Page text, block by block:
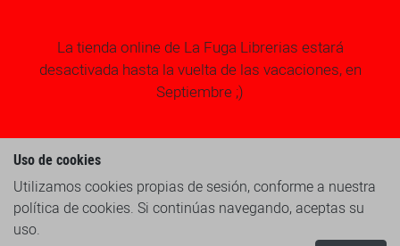
La tienda online de La Fuga Librerias estará
desactivada hasta la vuelta de las vacaciones, en
Septiembre ;)
Uso de cookies
Utilizamos cookies propias de sesión, conforme a nuestra
política de cookies. Si continúas navegando, aceptas su
uso.